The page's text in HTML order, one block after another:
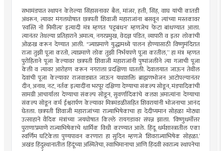
सभामंडपात स्थापन केलेल्या सिंहासनावर बैल, मांजर, हत्ती, सिंह, वाघ यांची कातडी
अंथरून, त्यावर मंगलघोषात छत्रपती शिवाजी महाराजांना बसवून त्यांच्या मस्तकावर
‘स्वस्ति नो मिमीत्य’ इत्यादी मंत्र म्हणत ‘पट्टबंधन’ म्हणजेच फेटा बांधण्यात आला.
त्यानंतर तेथल्या प्रतिहाराने अमात्य, नगरप्रमुख, वेदज्ञ पंडित, व्यापारी व इतर लोकांची
ओळख करून देण्यात आली. "ज्याप्रमाणे युद्धामध्ये पालन होण्यासाठी विष्णुमंदिरात
राजा तुझी पूजा करतो, त्याप्रमाणे लोक तुझी निर्भयपणे पूजा करतील,” हा मंत्र म्हणत
पुरोहिताने पूजा केल्यावर छत्रपती शिवाजी महाराजांनी पुष्पांजलीने त्या गजाची पूजा
केली व त्यावर आरोहण करून नगराला प्रदक्षिणा घातली. देवालयात जाऊन तेथील
देवांची पूजा केल्यावर राजवाड्यात जाऊन यथाशक्ति ब्राह्मणभोजन आटोपल्यानंतर
दीन, अनाथ, नट, नर्तक इत्यादींना भरपूर दक्षिणा देण्याचा संकल्प सोडून, मंडपादिकांची
सामग्री आचार्याला देण्याचा संकल्प सोडून, सुवर्णादिकांचे कलश अमात्यांना देण्याचा
संकल्प सोडून कर्म ईश्वरार्पण केल्यावर मित्रमंडळीसहित शिवरायांनी भोजनाचा आनंद
घेतला. छत्रपती शिवाजी महाराजांच्या राज्याभिषेकाचा हा देदीप्यमान सोहळा मोठ्या
उत्साहाने वैदिक मंत्रांच्या जयघोषात किल्ले रायगडावर संपन्न झाला. ‘विष्णुधर्मोत्तर
पुराणा’प्रमाणे राज्याभिषेकाचे धार्मिक विधी करण्यात आले. हिंदू धर्मशास्त्रातील एका
स्वर्णिम घटिकेला पुण्यपावन करणारा हा सुदिन म्हणजे ‘शिवराज्याभिषेक सोहळा.’
अखंड हिंदुस्थानातील हिंदूंच्या अस्मितेचा, स्वाभिमानाचा आणि हिंदवी स्वराज्य स्थापनेचा